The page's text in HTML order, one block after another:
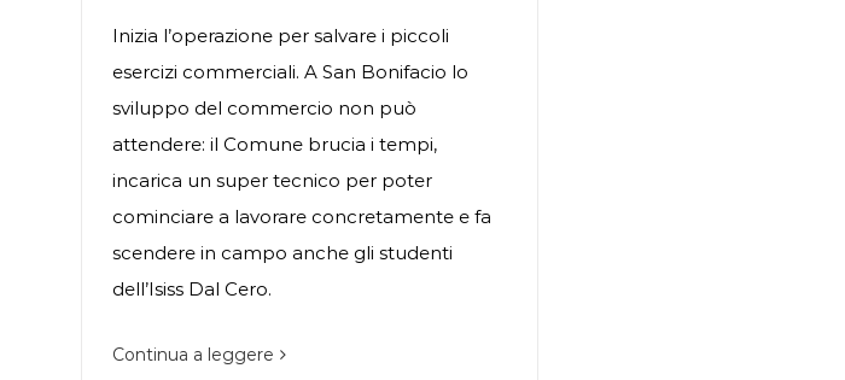
Inizia l’operazione per salvare i piccoli
esercizi commerciali. A San Bonifacio lo
sviluppo del commercio non può
attendere: il Comune brucia i tempi,
incarica un super tecnico per poter
cominciare a lavorare concretamente e fa
scendere in campo anche gli studenti
dell’Isiss Dal Cero.
Continua a leggere